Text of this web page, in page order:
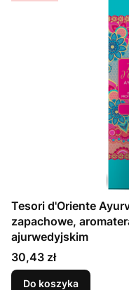
Tesori d'Oriente
zapachowe,
ajurwedyjskim
Cena
30,43 zł
Do koszyka